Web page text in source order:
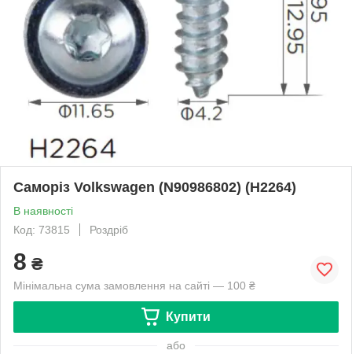
Саморіз Volkswagen (N90986802) (H2264)
В наявності
Код: 73815
Роздріб
8 ₴
Мінімальна сума замовлення на сайті — 100 ₴
Купити
або